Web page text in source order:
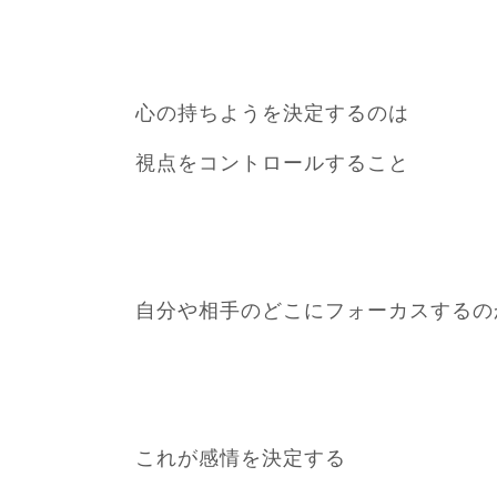
心の持ちようを決定するのは
視点をコントロールすること
自分や相手のどこにフォーカスする
これが感情を決定する